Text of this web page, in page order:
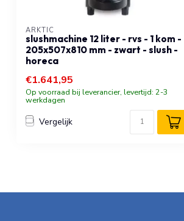
ARKTIC
slushmachine 12 liter - rvs - 1 kom -
205x507x810 mm - zwart - slush -
horeca
€1.641,95
Op voorraad bij leverancier, levertijd: 2-3
werkdagen
Vergelijk